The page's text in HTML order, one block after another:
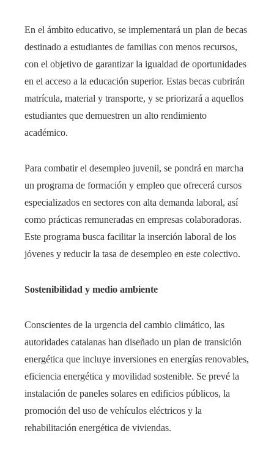
En el ámbito educativo, se implementará un plan de becas
destinado a estudiantes de familias con menos recursos,
con el objetivo de garantizar la igualdad de oportunidades
en el acceso a la educación superior. Estas becas cubrirán
matrícula, material y transporte, y se priorizará a aquellos
estudiantes que demuestren un alto rendimiento
académico.​
Para combatir el desempleo juvenil, se pondrá en marcha
un programa de formación y empleo que ofrecerá cursos
especializados en sectores con alta demanda laboral, así
como prácticas remuneradas en empresas colaboradoras.
Este programa busca facilitar la inserción laboral de los
jóvenes y reducir la tasa de desempleo en este colectivo.​
Sostenibilidad y medio ambiente
Conscientes de la urgencia del cambio climático, las
autoridades catalanas han diseñado un plan de transición
energética que incluye inversiones en energías renovables,
eficiencia energética y movilidad sostenible. Se prevé la
instalación de paneles solares en edificios públicos, la
promoción del uso de vehículos eléctricos y la
rehabilitación energética de viviendas.​